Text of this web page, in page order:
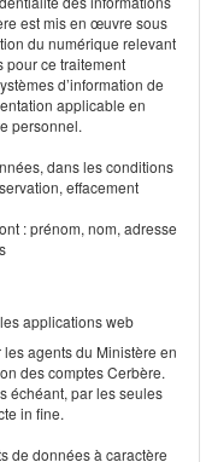
est mis en œuvre sous
du numérique relevant
pour ce traitement
d’information de
applicable en
personnel.
dans les conditions
effacement
: prénom, nom, adresse
applications web
agents du Ministère en
des comptes Cerbère.
échéant, par les seules
in fine.
de données à caractère